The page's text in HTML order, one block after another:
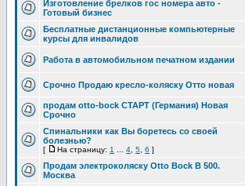
Изготовление брелков гос номера авто -
Готовый бизнес
Бесплатные дистанционные компьютерные
курсы для инвалидов
Работа в автомобильном печатном издании
Срочно Продаю кресло-коляску Отто новая
продам otto-bock СТАРТ (Германия) Новая
Срочно
Спинальники как Вы боретесь со своей
болезнью?
[ На страницу: 1 4 5 6 ]
Продам электроколяску Otto Bock В 500.
Москва